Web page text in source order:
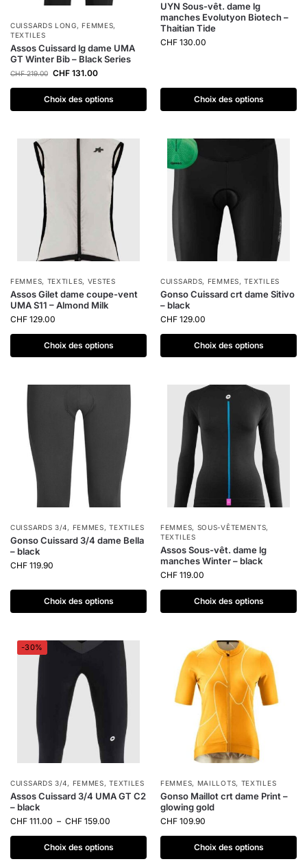
CUISSARDS LONG,FEMMES,
TEXTILES
Assos Cuissard lg dame UMA
GT Winter Bib – Black Series
CHF219.00 CHF 131.00
Choix des options
UYN Sous-vêt. dame lg
manches Evolutyon Biotech –
Thaitian Tide
CHF 130.00
Choix des options
FEMMES, TEXTILES, VESTES
Assos Gilet dame coupe-vent
UMA S11 – Almond Milk
CHF 129.00
Choix des options
CUISSARDS, FEMMES,TEXTILES
Gonso Cuissard crt dame Sitivo
– black
CHF 129.00
Choix des options
CUISSARDS 3/4, FEMMES,TEXTILES
Gonso Cuissard 3/4 dame Bella
– black
CHF 119.90
Choix des options
FEMMES, SOUS-VÊTEMENTS,
TEXTILES
Assos Sous-vêt. dame lg
manches Winter – black
CHF 119.00
Choix des options
-30%
CUISSARDS 3/4, FEMMES,TEXTILES
Assos Cuissard 3/4 UMA GT C2
– black
CHF 111.00 – CHF 159.00
Choix des options
FEMMES, MAILLOTS, TEXTILES
Gonso Maillot crt dame Print –
glowing gold
CHF 109.90
Choix des options